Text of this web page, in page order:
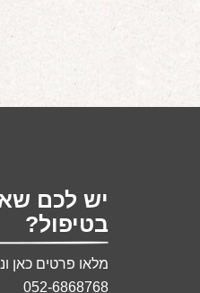
יש לכם
בטיפול?
מלאו פרטים כאן
052-6868768